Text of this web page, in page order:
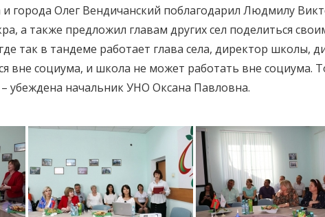
города Олег Вендичанский поблагодарил Людмилу
а также предложил главам других сел поделиться
так в тандеме работает глава села, директор
вне социума, и школа не может работать вне социума.
убеждена начальник УНО Оксана Павловна.